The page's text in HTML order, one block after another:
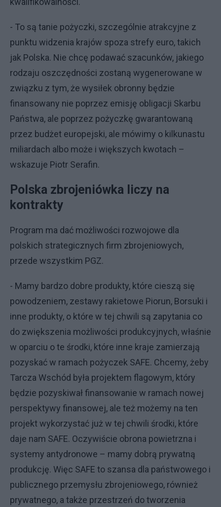
- To są tanie pożyczki, szczególnie atrakcyjne z
punktu widzenia krajów spoza strefy euro, takich
jak Polska. Nie chcę podawać szacunków, jakiego
rodzaju oszczędności zostaną wygenerowane w
związku z tym, że wysiłek obronny będzie
finansowany nie poprzez emisję obligacji Skarbu
Państwa, ale poprzez pożyczkę gwarantowaną
przez budżet europejski, ale mówimy o kilkunastu
miliardach albo może i większych kwotach –
wskazuje Piotr Serafin.
Polska zbrojeniówka liczy na
kontrakty
Program ma dać możliwości rozwojowe dla
polskich strategicznych firm zbrojeniowych,
przede wszystkim PGZ.
- Mamy bardzo dobre produkty, które cieszą się
powodzeniem, zestawy rakietowe Piorun, Borsuki i
inne produkty, o które w tej chwili są zapytania co
do zwiększenia możliwości produkcyjnych, właśnie
w oparciu o te środki, które inne kraje zamierzają
pozyskać w ramach pożyczek SAFE. Chcemy, żeby
Tarcza Wschód była projektem flagowym, który
będzie pozyskiwał finansowanie w ramach nowej
perspektywy finansowej, ale też możemy na ten
projekt wykorzystać już w tej chwili środki, które
daje nam SAFE. Oczywiście obrona powietrzna i
systemy antydronowe – mamy dobrą prywatną
produkcję. Więc SAFE to szansa dla państwowego i
publicznego przemysłu zbrojeniowego, również
prywatnego, a także przestrzeń do tworzenia